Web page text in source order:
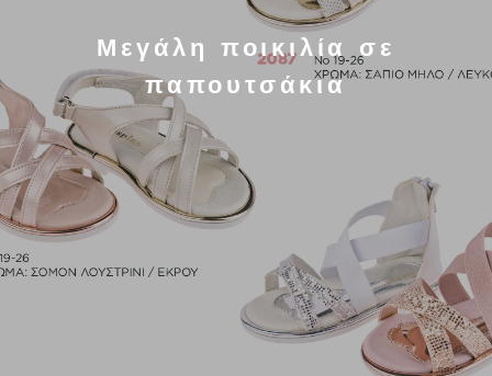
Μεγάλη ποικιλία σε
παπουτσάκια